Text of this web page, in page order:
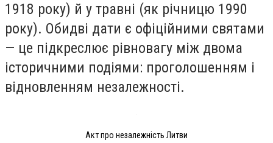
1918 року) й у травні (як річницю 1990
року). Обидві дати є офіційними святами
— це підкреслює рівновагу між двома
історичними подіями: проголошенням і
відновленням незалежності.
Акт про незалежність Литви